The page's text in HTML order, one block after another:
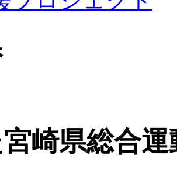
崎県総合